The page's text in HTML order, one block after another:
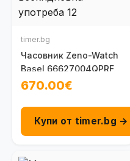
timer.bg
Часовник Zeno-Watch
Basel 66627004QPRF
670.00€
Купи от timer.bg →